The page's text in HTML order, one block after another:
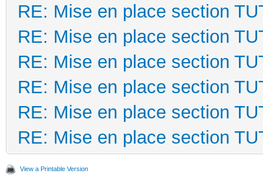
RE: Mise en place section
RE: Mise en place section
RE: Mise en place section
RE: Mise en place section
RE: Mise en place section
RE: Mise en place section
View a Printable Version